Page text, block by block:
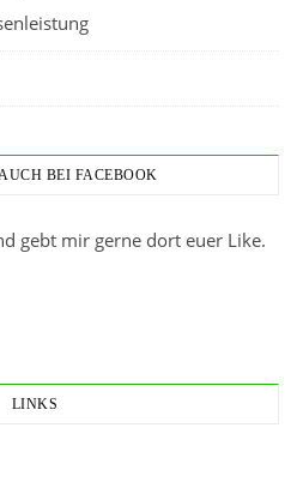
BEI FACEBOOK
gebt mir gerne dort euer Like.
LINKS